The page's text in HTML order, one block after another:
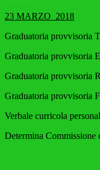
23 MARZO 2018
Graduatoria provvisoria
Graduatoria provvisoria
Graduatoria provvisoria
Graduatoria provvisoria
Verbale curricola
Determina Commissione